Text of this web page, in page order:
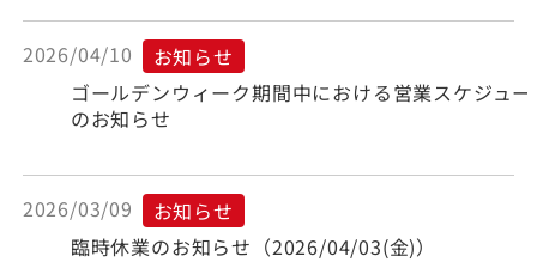
2026/04/10
お知らせ
ゴールデンウィーク期間中における営業スケジュ
のお知らせ
2026/03/09
お知らせ
臨時休業のお知らせ（2026/04/03(金)）